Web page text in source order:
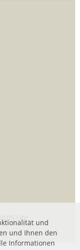
Uhr
und
und Ihnen den
Informationen